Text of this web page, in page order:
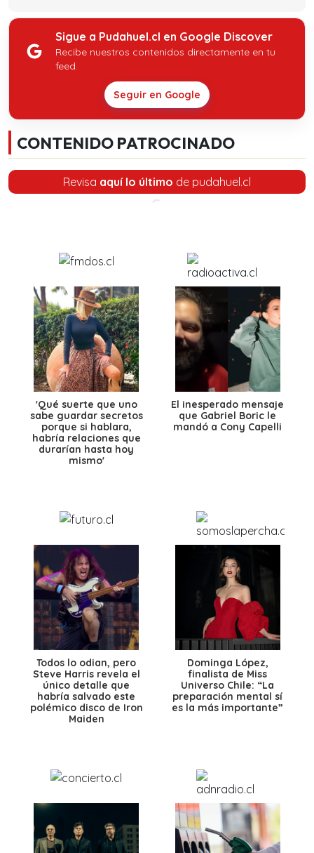
Sigue a Pudahuel.cl en Google Discover
Recibe nuestros contenidos directamente en tu
feed.
Seguir en Google
CONTENIDO PATROCINADO
Revisa aquí lo último de pudahuel.cl
'Qué suerte que uno
sabe guardar secretos
porque si hablara,
habría relaciones que
durarían hasta hoy
mismo'
El inesperado mensaje
que Gabriel Boric le
mandó a Cony Capelli
Todos lo odian, pero
Steve Harris revela el
único detalle que
habría salvado este
polémico disco de Iron
Maiden
Dominga López,
finalista de Miss
Universo Chile: “La
preparación mental sí
es la más importante”